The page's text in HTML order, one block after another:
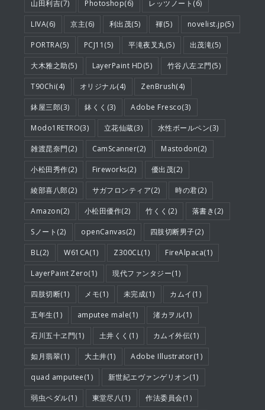
山田利吉(7) Photoshop(6) レッツノート(6)
LIVA(6) 京主(6) 利出茂(5) 褌(5) novelist.jp(5)
PORTRA(5) PCJ11(5) 平滝夜叉丸(5) 出茂滝(5)
大木雅之助(5) LayerPaint HD(5) 竹谷八左ヱ門(5)
T90Chi(4) オリジナル(4) ZenBrush(4)
鉢屋三郎(3) 鉢くく(3) Adobe Fresco(3)
Modo1RETRO(3) 立花仙蔵(3) 水性ボールペン(3)
雑渡昆奈門(2) CamScanner(2) Mastodon(2)
小松田秀作(2) Fireworks(2) 優出茂(2)
綾部喜八郎(2) サガフロンティア(2) 時の君(2)
Amazon(2) 小松田優作(2) 竹くく(2) 落書き(2)
Sノート(2) openCanvas(2) 四肢切断男子(2)
BL(2) W61CA(1) Z300CL(1) FireAlpaca(1)
LayerPaint Zero(1) 現代ファンタジー(1)
四肢切断(1) メモ(1) 未完成(1) カムイ(1)
五年生(1) amputee male(1) 渚カヲル(1)
石川五十ヱ門(1) 土井くく(1) カムイ外伝(1)
如月翡翠(1) 大土井(1) Adobe Illustrator(1)
quad amputee(1) 新世紀エヴァンゲリオン(1)
弱虫ペダル(1) 東堂尽八(1) 作法委員会(1)